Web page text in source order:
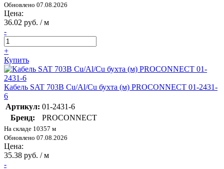
Обновлено 07.08.2026
Цена:
36.02 руб. / м
-
+
Купить
Кабель SAT 703B Cu/Al/Cu бухта (м) PROCONNECT 01-2431-
6
Артикул: 01-2431-6
Бренд:
PROCONNECT
На складе 10357 м
Обновлено 07.08.2026
Цена:
35.38 руб. / м
-